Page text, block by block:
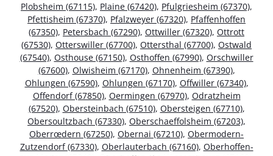
Plobsheim (67115), Plaine (67420), Pfulgriesheim (67370),
Pfettisheim (67370), Pfalzweyer (67320), Pfaffenhoffen
(67350), Petersbach (67290), Ottwiller (67320), Ottrott
(67530), Otterswiller (67700), Ottersthal (67700), Ostwald
(67540), Osthouse (67150), Osthoffen (67990), Orschwiller
(67600), Olwisheim (67170), Ohnenheim (67390),
Ohlungen (67590), Ohlungen (67170), Offwiller (67340),
Offendorf (67850), Oermingen (67970), Odratzheim
(67520), Obersteinbach (67510), Obersteigen (67710),
Obersoultzbach (67330), Oberschaeffolsheim (67203),
Oberrœdern (67250), Obernai (67210), Obermodern-
Zutzendorf (67330), Oberlauterbach (67160), Oberhoffen-